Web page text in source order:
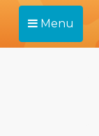
Menu